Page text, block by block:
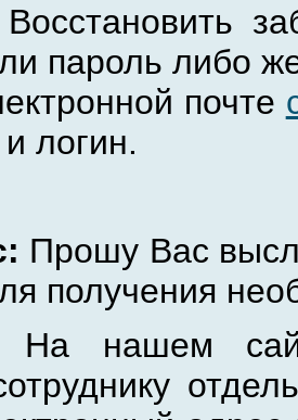
пароль либо
почте
логин.
Прошу Вас
получения
На нашем